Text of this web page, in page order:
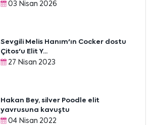
03 Nisan 2026
Sevgili Melis Hanım'ın Cocker dostu
Çitos'u Elit Y...
27 Nisan 2023
Hakan Bey, silver Poodle elit
yavrusuna kavuştu
04 Nisan 2022